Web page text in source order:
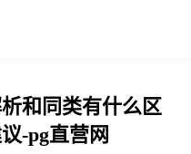
和同类有什么区
-pg直营网